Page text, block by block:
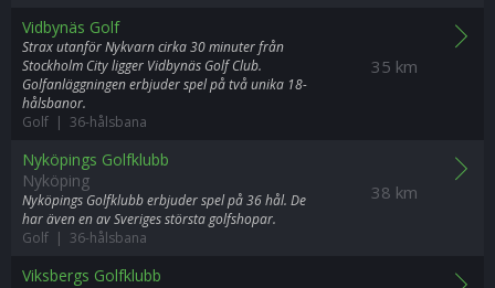
35 km
Vidbynäs Golf
Strax utanför Nykvarn cirka 30 minuter från
Stockholm City ligger Vidbynäs Golf Club.
Golfanläggningen erbjuder spel på två unika 18-
hålsbanor.
Golf | 36-hålsbana
38 km
Nyköpings Golfklubb
Nyköping
Nyköpings Golfklubb erbjuder spel på 36 hål. De
har även en av Sveriges största golfshopar.
Golf | 36-hålsbana
Viksbergs Golfklubb